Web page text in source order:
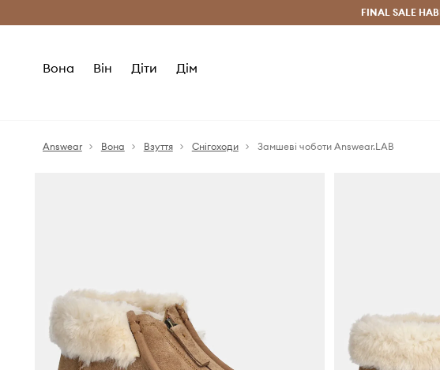
Безкоштовна доставка з ЄС (від 2800 грн) Лише
FINAL SALE
Вона Він Діти Дім
Answear Вона Взуття Снігоходи Замшеві чоботи Answear.LAB